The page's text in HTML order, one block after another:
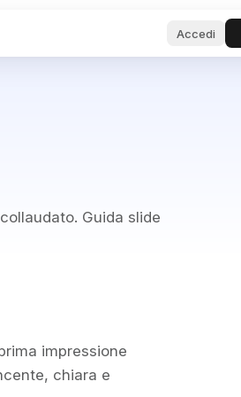
di
Accedi
Guida slide
impressione
chiara e